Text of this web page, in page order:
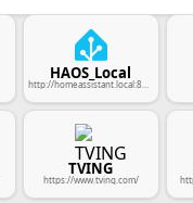
HAOS_Local
TVING
https://www.tving.com/